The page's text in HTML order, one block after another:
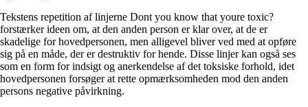
Tekstens repetition af linjerne Dont you know that youre toxic?
forstærker ideen om, at den anden person er klar over, at de er
skadelige for hovedpersonen, men alligevel bliver ved med at opføre
sig på en måde, der er destruktiv for hende. Disse linjer kan også ses
som en form for indsigt og anerkendelse af det toksiske forhold, idet
hovedpersonen forsøger at rette opmærksomheden mod den anden
persons negative påvirkning.